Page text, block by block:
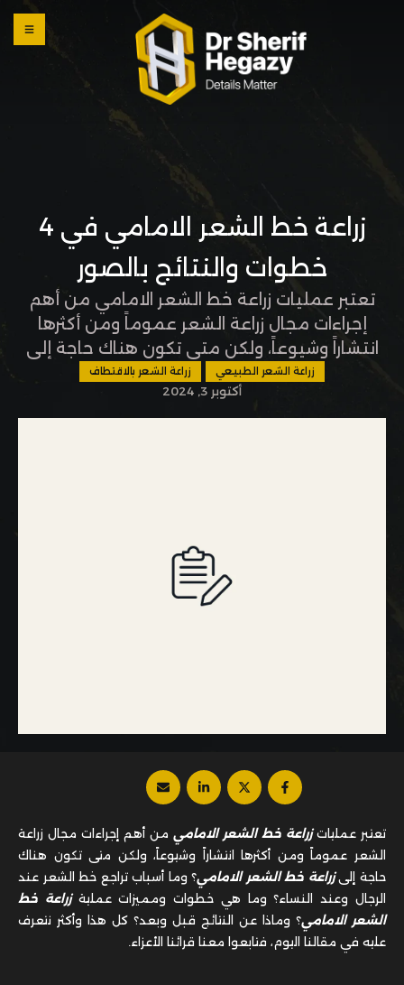
زراعة خط الشعر الامامي في 4
خطوات والنتائج بالصور
تعتبر عمليات زراعة خط الشعر الامامي من أهم
إجراءات مجال زراعة الشعر عموماً ومن أكثرها
انتشاراً وشيوعاً، ولكن متى تكون هناك حاجة إلى
زراعة خط الشعر الامامي؟ وما أسباب تراجع خط
الشعر عند الرجال وعند النساء؟ وما هي خطوات
ومميزات عملية زراعة خط الشعر الامامي؟ وماذا
زراعة الشعر الطبيعي زراعة الشعر بالاقتطاف
أكتوبر 3, 2024
تعتبر عملياتزراعة خط الشعر الامامي من أهم إجراءات مجال زراعة
الشعر عموماً ومن أكثرها انتشاراً وشيوعاً، ولكن متى تكون هناك
حاجة إلىزراعة خط الشعر الامامي؟ وما أسباب تراجع خط الشعر عند
الرجال وعند النساء؟ وما هي خطوات ومميزات عمليةزراعة خط
الشعر الامامي؟ وماذا عن النتائج قبل وبعد؟ كل هذا وأكثر نتعرف
عليه في مقالنا اليوم، فتابعوا معنا قرائنا الأعزاء.